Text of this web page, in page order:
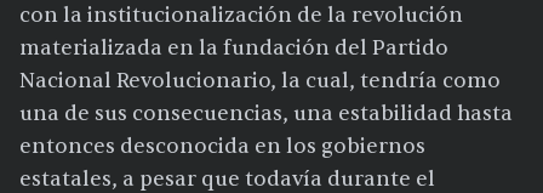
con la institucionalización de la revolución
materializada en la fundación del Partido
Nacional Revolucionario, la cual, tendría como
una de sus consecuencias, una estabilidad hasta
entonces desconocida en los gobiernos
estatales, a pesar que todavía durante el